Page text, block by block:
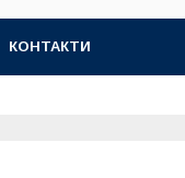
КОНТАКТИ